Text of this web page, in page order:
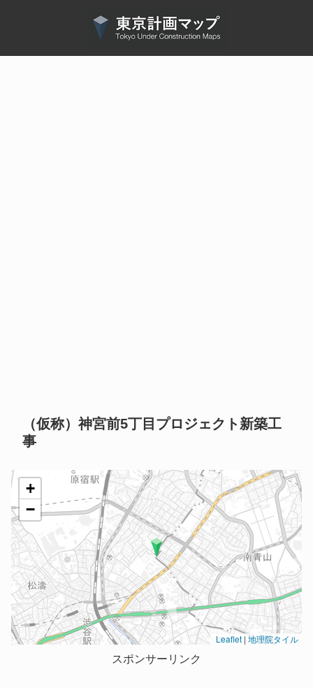
（仮称）神宮前5丁目プロジェクト新築工
事
+
−
Leaflet | 地理院タイル
スポンサーリンク